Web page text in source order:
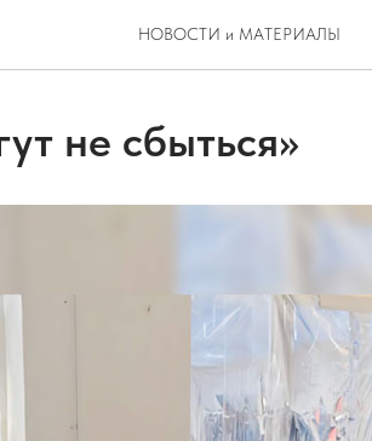
НОВОСТИ и МАТЕРИАЛЫ
не сбыться»